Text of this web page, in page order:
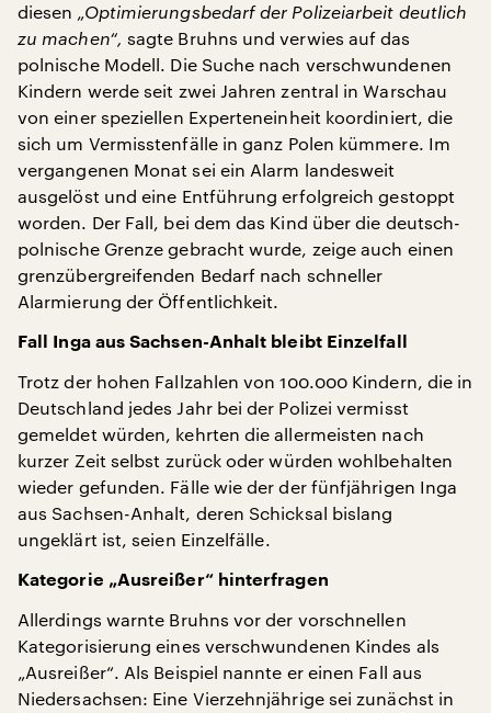
diesen „Optimierungsbedarf der Polizeiarbeit deutlich
zu machen“, sagte Bruhns und verwies auf das
polnische Modell. Die Suche nach verschwundenen
Kindern werde seit zwei Jahren zentral in Warschau
von einer speziellen Experteneinheit koordiniert, die
sich um Vermisstenfälle in ganz Polen kümmere. Im
vergangenen Monat sei ein Alarm landesweit
ausgelöst und eine Entführung erfolgreich gestoppt
worden. Der Fall, bei dem das Kind über die deutsch-
polnische Grenze gebracht wurde, zeige auch einen
grenzübergreifenden Bedarf nach schneller
Alarmierung der Öffentlichkeit.
Fall Inga aus Sachsen-Anhalt bleibt Einzelfall
Trotz der hohen Fallzahlen von 100.000 Kindern, die in
Deutschland jedes Jahr bei der Polizei vermisst
gemeldet würden, kehrten die allermeisten nach
kurzer Zeit selbst zurück oder würden wohlbehalten
wieder gefunden. Fälle wie der der fünfjährigen Inga
aus Sachsen-Anhalt, deren Schicksal bislang
ungeklärt ist, seien Einzelfälle.
Kategorie „Ausreißer“ hinterfragen
Allerdings warnte Bruhns vor der vorschnellen
Kategorisierung eines verschwundenen Kindes als
„Ausreißer“. Als Beispiel nannte er einen Fall aus
Niedersachsen: Eine Vierzehnjährige sei zunächst in